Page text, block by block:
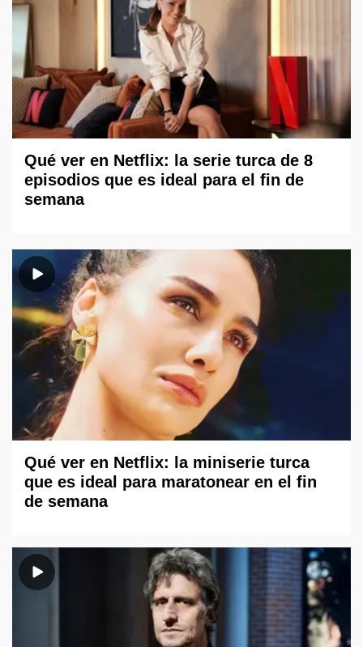
Qué ver en Netflix: la serie turca de 8
episodios que es ideal para el fin de
semana
Qué ver en Netflix: la miniserie turca
que es ideal para maratonear en el fin
de semana